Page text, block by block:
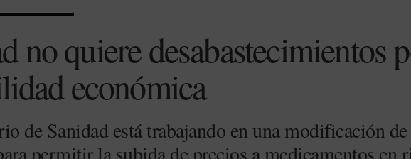
no quiere desabastecimientos
económica
de Sanidad está trabajando en una modificación
permitir la subida de precios a medicamentos en